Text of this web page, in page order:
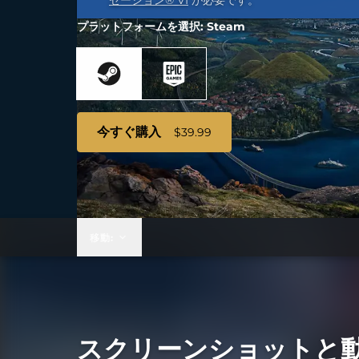
プラットフォームを選択: Steam
今すぐ購入 $39.99
スクリーンショットと